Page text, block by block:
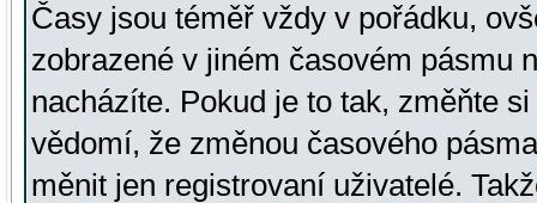
Časy jsou téměř vždy v pořádku,
zobrazené v jiném časovém pásmu
nacházíte. Pokud je to tak, změňte
vědomí, že změnou časového
měnit jen registrovaní uživatelé.